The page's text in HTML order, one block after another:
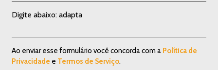
Digite abaixo: adapta
Ao enviar esse formulário você concorda com a Política de
Privacidade e Termos de Serviço.